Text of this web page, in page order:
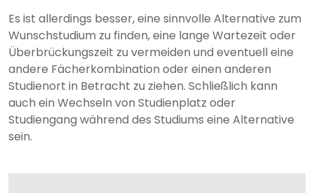
Es ist allerdings besser, eine sinnvolle Alternative zum
Wunschstudium zu finden, eine lange Wartezeit oder
Überbrückungszeit zu vermeiden und eventuell eine
andere Fächerkombination oder einen anderen
Studienort in Betracht zu ziehen. Schließlich kann
auch ein Wechseln von Studienplatz oder
Studiengang während des Studiums eine Alternative
sein.